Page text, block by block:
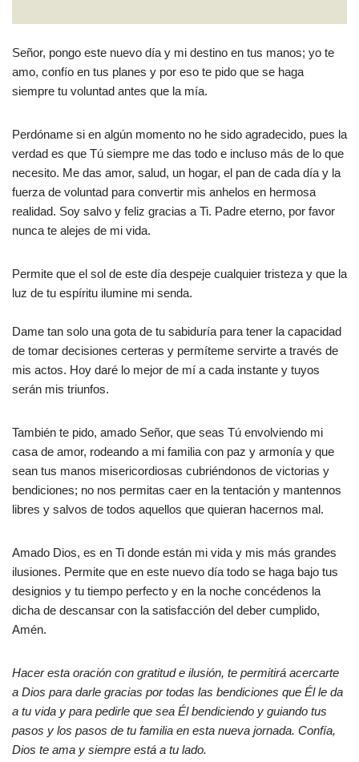
Señor, pongo este nuevo día y mi destino en tus manos; yo te
amo, confío en tus planes y por eso te pido que se haga
siempre tu voluntad antes que la mía.
Perdóname si en algún momento no he sido agradecido, pues la
verdad es que Tú siempre me das todo e incluso más de lo que
necesito. Me das amor, salud, un hogar, el pan de cada día y la
fuerza de voluntad para convertir mis anhelos en hermosa
realidad. Soy salvo y feliz gracias a Ti. Padre eterno, por favor
nunca te alejes de mi vida.
Permite que el sol de este día despeje cualquier tristeza y que la
luz de tu espíritu ilumine mi senda.
Dame tan solo una gota de tu sabiduría para tener la capacidad
de tomar decisiones certeras y permíteme servirte a través de
mis actos. Hoy daré lo mejor de mí a cada instante y tuyos
serán mis triunfos.
También te pido, amado Señor, que seas Tú envolviendo mi
casa de amor, rodeando a mi familia con paz y armonía y que
sean tus manos misericordiosas cubriéndonos de victorias y
bendiciones; no nos permitas caer en la tentación y mantennos
libres y salvos de todos aquellos que quieran hacernos mal.
Amado Dios, es en Ti donde están mi vida y mis más grandes
ilusiones. Permite que en este nuevo día todo se haga bajo tus
designios y tu tiempo perfecto y en la noche concédenos la
dicha de descansar con la satisfacción del deber cumplido,
Amén.
Hacer esta oración con gratitud e ilusión, te permitirá acercarte
a Dios para darle gracias por todas las bendiciones que Él le da
a tu vida y para pedirle que sea Él bendiciendo y guiando tus
pasos y los pasos de tu familia en esta nueva jornada. Confía,
Dios te ama y siempre está a tu lado.